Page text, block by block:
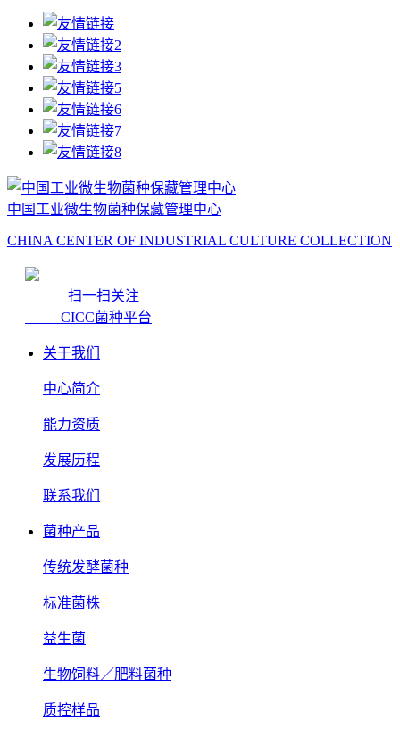
中国工业微生物菌种保藏管理中心
CHINA CENTER OF INDUSTRIAL CULTURE COLLECTION
扫一扫关注
CICC菌种平台
关于我们
中心简介
能力资质
发展历程
联系我们
菌种产品
传统发酵菌种
标准菌株
益生菌
生物饲料／肥料菌种
质控样品